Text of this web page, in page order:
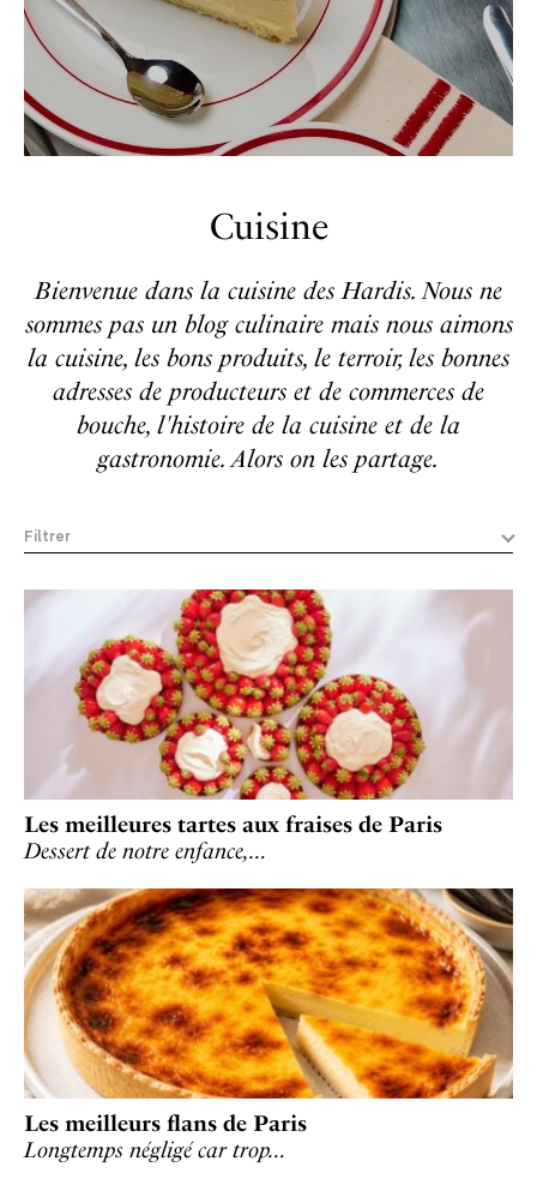
Cuisine
Bienvenue dans la cuisine des Hardis. Nous ne
sommes pas un blog culinaire mais nous aimons
la cuisine, les bons produits, le terroir, les bonnes
adresses de producteurs et de commerces de
bouche, l'histoire de la cuisine et de la
gastronomie. Alors on les partage.
Filtrer
Les meilleures tartes aux fraises de Paris
Dessert de notre enfance,…
Les meilleurs flans de Paris
Longtemps négligé car trop…